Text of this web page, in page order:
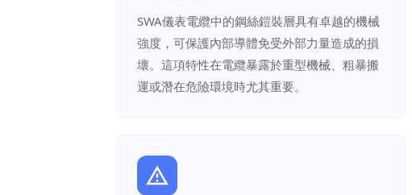
SWA儀表電纜中的鋼絲鎧裝層具有卓越的機械
強度，可保護內部導體免受外部力量造成的損
壞。這項特性在電纜暴露於重型機械、粗暴搬
運或潛在危險環境時尤其重要。